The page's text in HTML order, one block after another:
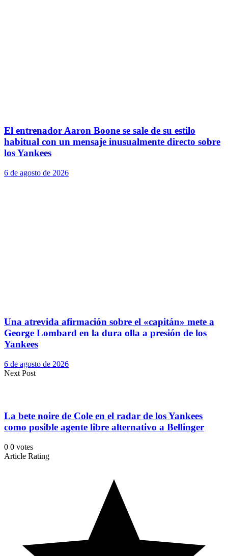
El entrenador Aaron Boone se sale de su estilo
habitual con un mensaje inusualmente directo sobre
los Yankees
6 de agosto de 2026
Una atrevida afirmación sobre el «capitán» mete a
George Lombard en la dura olla a presión de los
Yankees
6 de agosto de 2026
Next Post
La bete noire de Cole en el radar de los Yankees
como posible agente libre alternativo a Bellinger
0 0 votes
Article Rating